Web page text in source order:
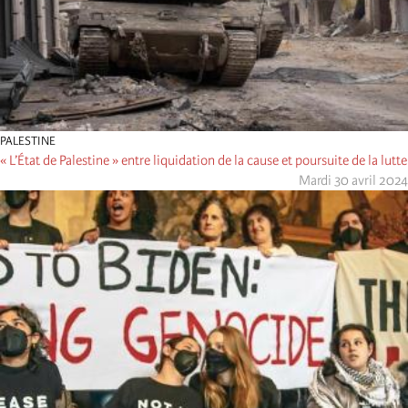
PALESTINE
« L’État de Palestine » entre liquidation de la cause et poursuite de la lutte
Mardi 30 avril 2024